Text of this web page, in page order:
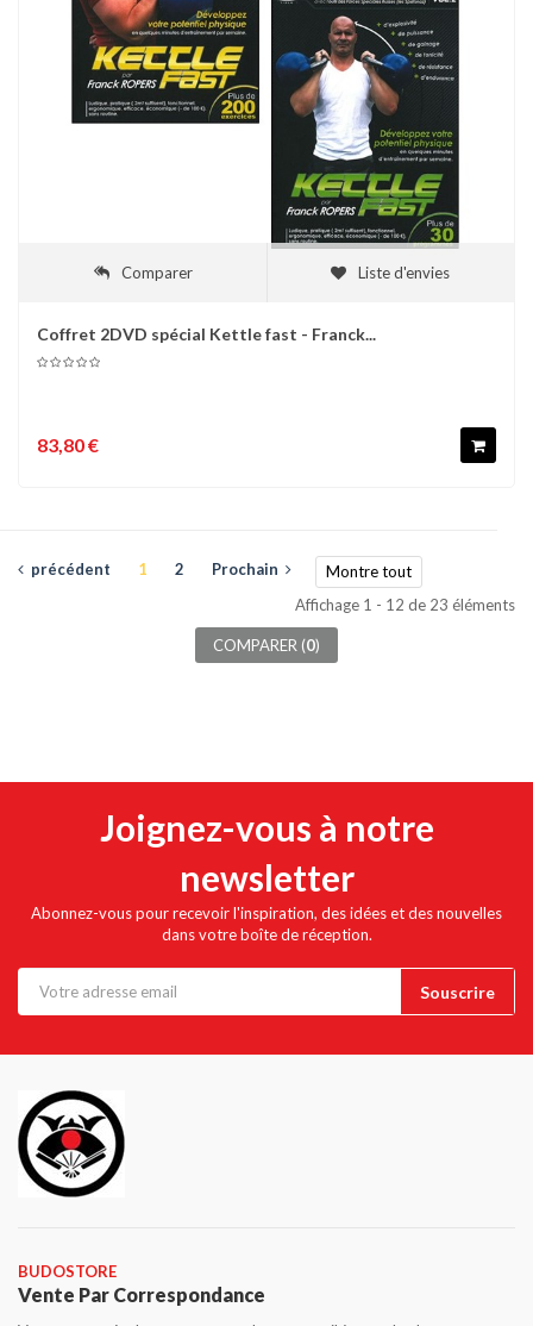
Comparer Liste d'envies
Coffret 2DVD spécial Kettle fast - Franck...
83,80 €
précédent 1 2 Prochain
Montre tout
Affichage 1 - 12 de 23 éléments
COMPARER (0)
Joignez-vous à notre
newsletter
Abonnez-vous pour recevoir l'inspiration, des idées et des nouvelles
dans votre boîte de réception.
BUDOSTORE
Vente Par Correspondance